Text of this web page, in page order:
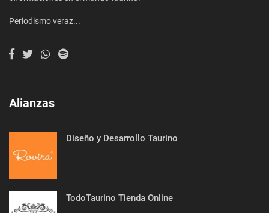
Periodismo veraz...
Alianzas
Diseño y Desarrollo Taurino
TodoTaurino Tienda Online